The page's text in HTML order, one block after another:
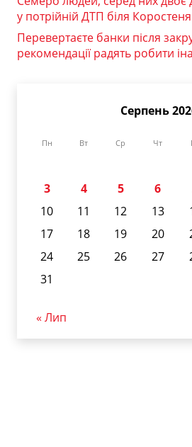
у потрійній ДТП біля Коростеня
Перевертаєте банки після
рекомендації радять робити
Серпень
Пн Вт Ср Чт
3
4 5 6
10
11 12 13
17
18 19 20
24
25 26 27
31
« Лип